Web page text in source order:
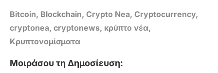
Bitcoin, Blockchain, Crypto Nea, Cryptocurrency,
cryptonea, cryptonews, κρύπτο νέα,
Κρυπτονομίσματα
Μοιράσου τη Δημοσίευση: